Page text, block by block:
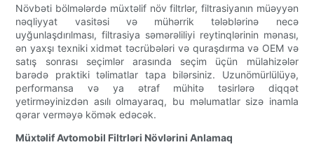
Növbəti bölmələrdə müxtəlif növ filtrlər, filtrasiyanın müəyyən
nəqliyyat vasitəsi və mühərrik tələblərinə necə
uyğunlaşdırılması, filtrasiya səmərəliliyi reytinqlərinin mənası,
ən yaxşı texniki xidmət təcrübələri və quraşdırma və OEM və
satış sonrası seçimlər arasında seçim üçün mülahizələr
barədə praktiki təlimatlar tapa bilərsiniz. Uzunömürlülüyə,
performansa və ya ətraf mühitə təsirlərə diqqət
yetirməyinizdən asılı olmayaraq, bu məlumatlar sizə inamla
qərar verməyə kömək edəcək.
Müxtəlif Avtomobil Filtrləri Növlərini Anlamaq